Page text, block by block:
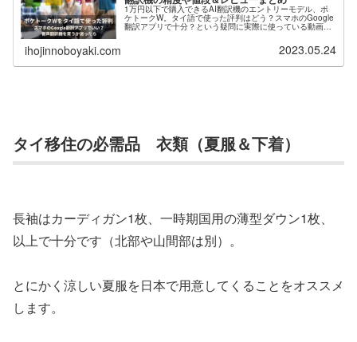
1万円以下で購入できるAI翻訳機のエントリーモデル、ポ
ケトークW。タイ語で使った評判はどう？スマホのGoogle
翻訳アプリで十分？という疑問に実際に使っている動画を
入するか迷っている方、他人の意見に左右されず判断した
ihojinnoboyaki.com 2023.05.24
タイ移住の必需品 衣類（夏服＆下着）
長袖はカーディガン1枚、一時期国用の薄型ダウン1枚、
以上で十分です（北部や山間部は別）。
とにかく涼しい夏服を日本で用意してくることをオススメ
します。